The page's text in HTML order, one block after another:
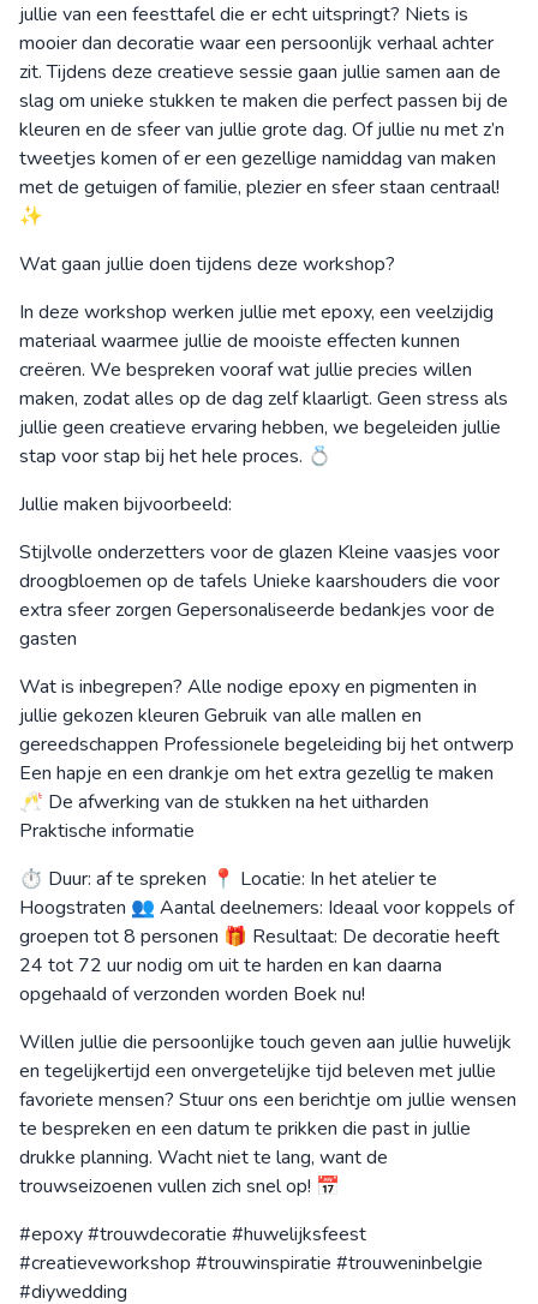
jullie van een feesttafel die er echt uitspringt? Niets is
mooier dan decoratie waar een persoonlijk verhaal achter
zit. Tijdens deze creatieve sessie gaan jullie samen aan de
slag om unieke stukken te maken die perfect passen bij de
kleuren en de sfeer van jullie grote dag. Of jullie nu met z’n
tweetjes komen of er een gezellige namiddag van maken
met de getuigen of familie, plezier en sfeer staan centraal!
✨
Wat gaan jullie doen tijdens deze workshop?
In deze workshop werken jullie met epoxy, een veelzijdig
materiaal waarmee jullie de mooiste effecten kunnen
creëren. We bespreken vooraf wat jullie precies willen
maken, zodat alles op de dag zelf klaarligt. Geen stress als
jullie geen creatieve ervaring hebben, we begeleiden jullie
stap voor stap bij het hele proces. 💍
Jullie maken bijvoorbeeld:
Stijlvolle onderzetters voor de glazen Kleine vaasjes voor
droogbloemen op de tafels Unieke kaarshouders die voor
extra sfeer zorgen Gepersonaliseerde bedankjes voor de
gasten
Wat is inbegrepen? Alle nodige epoxy en pigmenten in
jullie gekozen kleuren Gebruik van alle mallen en
gereedschappen Professionele begeleiding bij het ontwerp
Een hapje en een drankje om het extra gezellig te maken
🥂 De afwerking van de stukken na het uitharden
Praktische informatie
⏱ Duur: af te spreken 📍 Locatie: In het atelier te
Hoogstraten 👥 Aantal deelnemers: Ideaal voor koppels of
groepen tot 8 personen 🎁 Resultaat: De decoratie heeft
24 tot 72 uur nodig om uit te harden en kan daarna
opgehaald of verzonden worden Boek nu!
Willen jullie die persoonlijke touch geven aan jullie huwelijk
en tegelijkertijd een onvergetelijke tijd beleven met jullie
favoriete mensen? Stuur ons een berichtje om jullie wensen
te bespreken en een datum te prikken die past in jullie
drukke planning. Wacht niet te lang, want de
trouwseizoenen vullen zich snel op! 📅
#epoxy #trouwdecoratie #huwelijksfeest
#creatieveworkshop #trouwinspiratie #trouweninbelgie
#diywedding